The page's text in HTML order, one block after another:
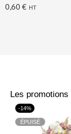
0,60 € HT
Les promotions
-14%
ÉPUISÉ